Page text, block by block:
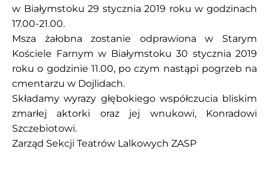
w Białymstoku 29 stycznia 2019 roku w godzinach
17.00-21.00.
Msza żałobna zostanie odprawiona w Starym
Kościele Farnym w Białymstoku 30 stycznia 2019
roku o godzinie 11.00, po czym nastąpi pogrzeb na
cmentarzu w Dojlidach.
Składamy wyrazy głębokiego współczucia bliskim
zmarłej aktorki oraz jej wnukowi, Konradowi
Szczebiotowi.
Zarząd Sekcji Teatrów Lalkowych ZASP